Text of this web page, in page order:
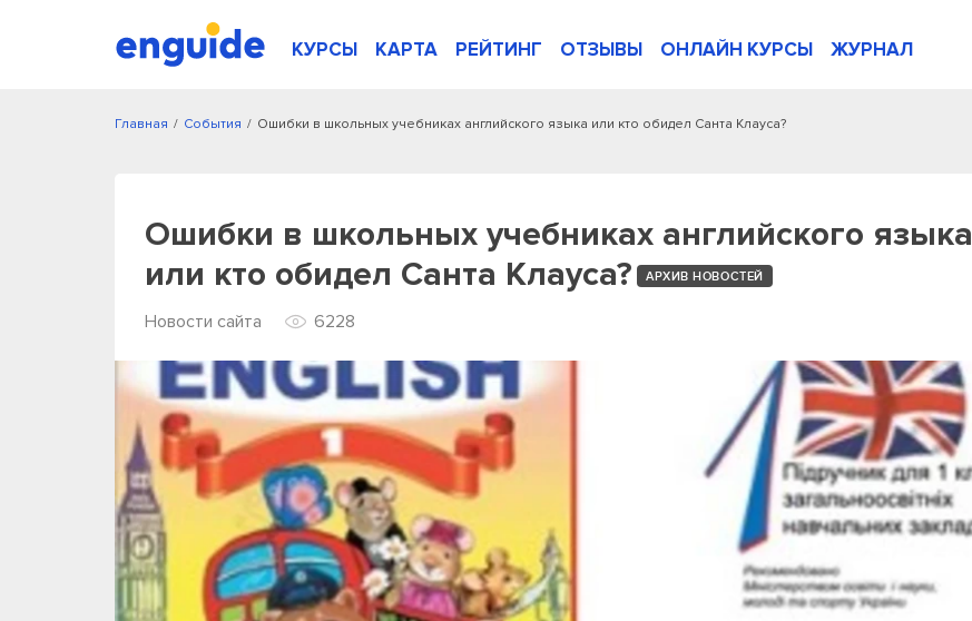
КУРСЫ КАРТА РЕЙТИНГ ОТЗЫВЫ ОНЛАЙН КУРСЫ ЖУРНАЛ
/
Главная /
События Ошибки в школьных учебниках английского языка или кто обидел Санта Клауса?
Ошибки в школьных учебниках английского языка
или кто обидел Санта Клауса?
АРХИВ НОВОСТЕЙ
Новости сайта 6228